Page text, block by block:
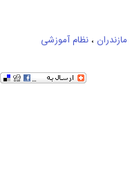
، نظام آموزشی